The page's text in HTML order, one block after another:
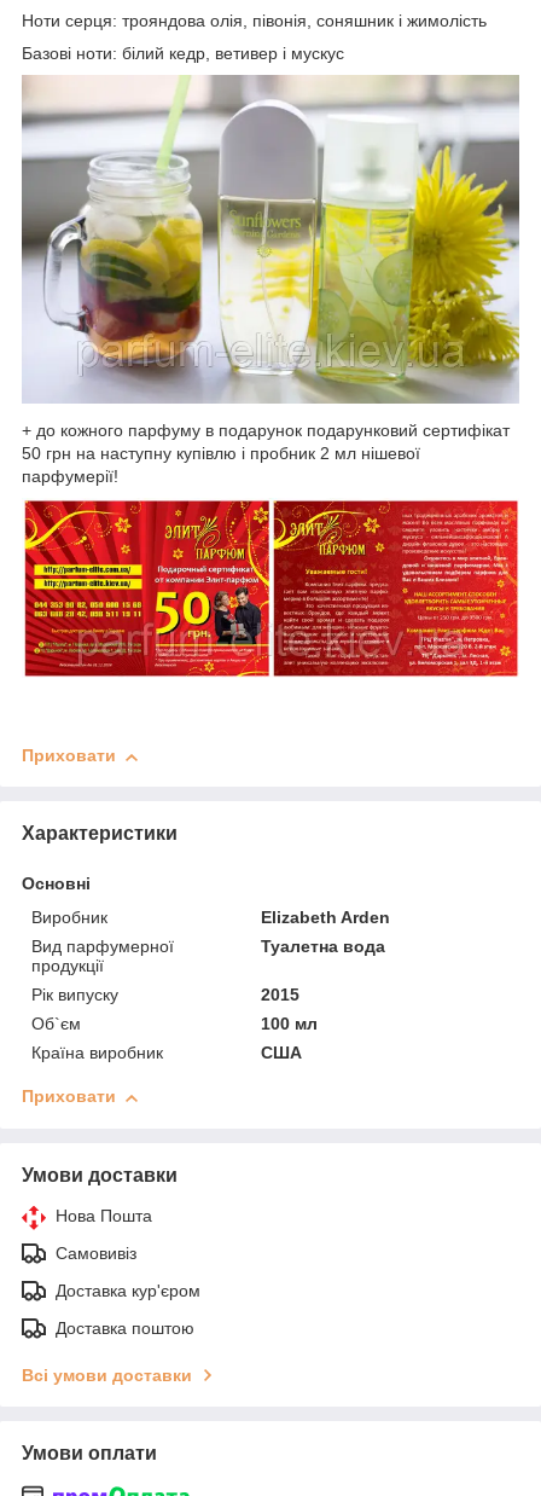
Ноти серця: трояндова олія, півонія, соняшник і жимолість
Базові ноти: білий кедр, ветивер і мускус
+ до кожного парфуму в подарунок подарунковий сертифікат
50 грн на наступну купівлю і пробник 2 мл нішевої
парфумерії!
Приховати
Характеристики
Основні
Виробник
Elizabeth Arden
Вид парфумерної
продукції
Туалетна вода
Рік випуску
2015
Об`єм
100 мл
Країна виробник
США
Приховати
Умови доставки
Нова Пошта
Самовивіз
Доставка кур'єром
Доставка поштою
Всі умови доставки
Умови оплати